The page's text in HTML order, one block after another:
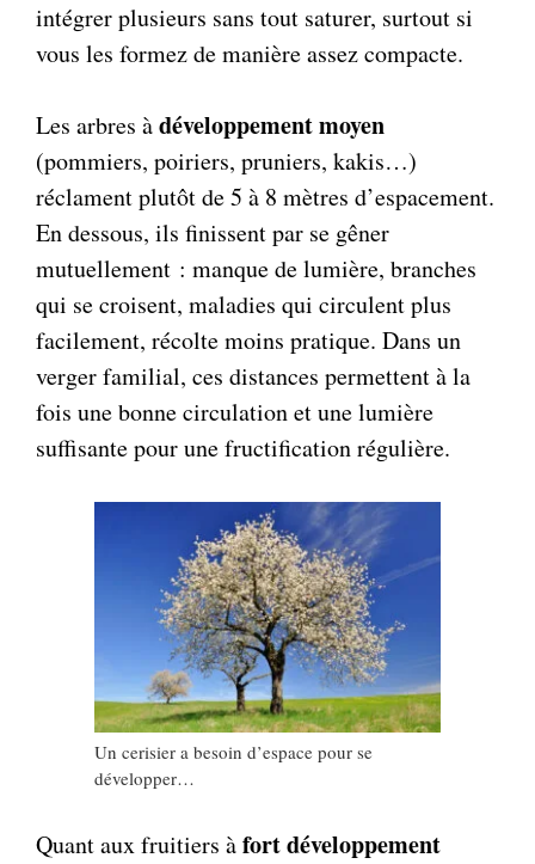
intégrer plusieurs sans tout saturer, surtout si
vous les formez de manière assez compacte.
Les arbres àdéveloppement moyen
(pommiers, poiriers, pruniers, kakis…)
réclament plutôt de 5 à 8 mètres d’espacement.
En dessous, ils finissent par se gêner
mutuellement : manque de lumière, branches
qui se croisent, maladies qui circulent plus
facilement, récolte moins pratique. Dans un
verger familial, ces distances permettent à la
fois une bonne circulation et une lumière
suffisante pour une fructification régulière.
Un cerisier a besoin d’espace pour se
développer…
Quant aux fruitiers àfort développement